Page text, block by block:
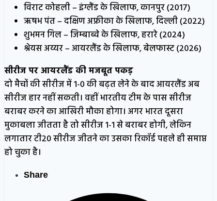
विराट कोहली – इंग्लैंड के खिलाफ, कानपुर (2017)
ऋषभ पंत – दक्षिण अफ्रीका के खिलाफ, दिल्ली (2022)
शुभमन गिल – जिम्बाब्वे के खिलाफ, हरारे (2024)
श्रेयस अय्यर – आयरलैंड के खिलाफ, बेलफास्ट (2026)
सीरीज पर आयरलैंड की मजबूत पकड़
दो मैचों की सीरीज में 1-0 की बढ़त लेने के बाद आयरलैंड अब
सीरीज हार नहीं सकती। वहीं भारतीय टीम के पास सीरीज
बराबर करने का आखिरी मौका होगा। अगर भारत दूसरा
मुकाबला जीतता है तो सीरीज 1-1 से बराबर होगी, लेकिन
लगातार टी20 सीरीज जीतने का उसका रिकॉर्ड पहले ही समाप्त
हो चुका है।
Share